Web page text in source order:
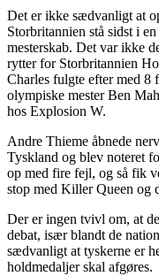
Det er ikke sædvanligt at
Storbritannien stå sidst i
mesterskab. Det var ikke
rytter for Storbritannien
Charles fulgte efter med 8
olympiske mester Ben
hos Explosion W.
Andre Thieme åbnede
Tyskland og blev noteret
op med fire fejl, og så fik
stop med Killer Queen og
Der er ingen tvivl om, at
debat, især blandt de
sædvanligt at tyskerne er
holdmedaljer skal afgøres.